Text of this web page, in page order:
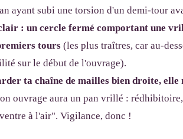
ayant subi une torsion d'un demi-tour
: un cercle fermé comportant une
tours (les plus traîtres, car au-
sur le début de l'ouvrage).
ta chaîne de mailles bien droite,
ouvrage aura un pan vrillé :
à l'air". Vigilance, donc !